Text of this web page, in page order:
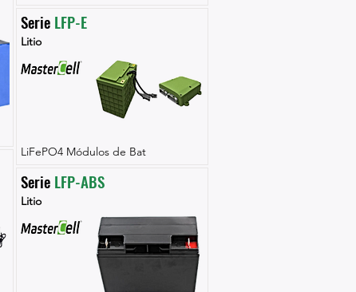
Serie LFP-E
Litio
LiFePO4 Módulos de Bat
Serie LFP-ABS
Litio